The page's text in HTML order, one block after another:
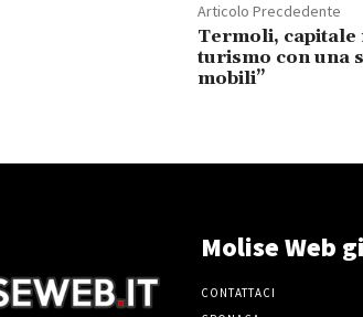
Articolo Precdedente
Termoli, capitale
turismo con una
mobili”
Molise Web
CONTATTACI